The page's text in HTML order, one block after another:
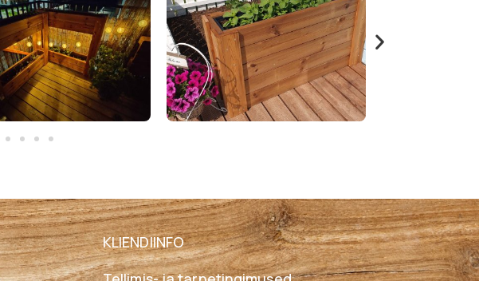
KLIENDIINFO